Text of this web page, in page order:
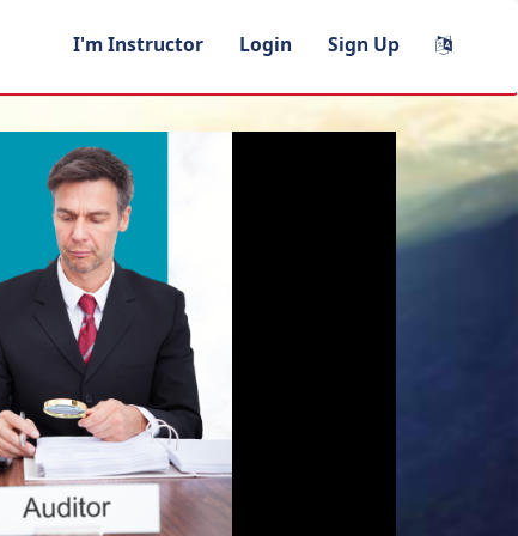
I'm Instructor Login Sign Up